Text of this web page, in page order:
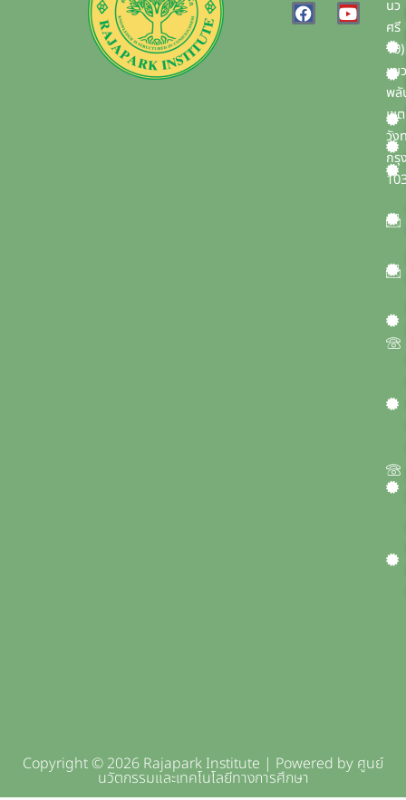
F
a
Y
o
นว
ศรี
10)
แข
พลั
เขต
วัง
กรุ
Copyright © 2026 Rajapark Institute | Powered by ศูนย์
นวัตกรรมและเทคโนโลยีทางการศึกษา